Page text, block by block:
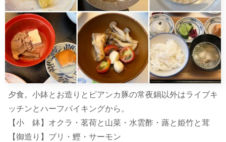
夕食。小鉢とお造りとビアンカ豚の常夜鍋以外はライブキ
ッチンとハーフバイキングから。
【小 鉢】オクラ・茗荷と山菜・水雲酢・蕗と姫竹と茸
【御造り】ブリ・鰹・サーモン